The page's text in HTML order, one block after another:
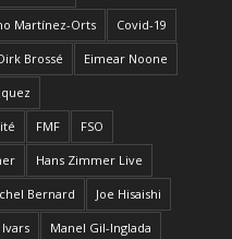
Martínez-Orts Covid-19
Brossé Eimear Noone
FMF FSO
Hans Zimmer Live
Bernard Joe Hisaishi
Manel Gil-Inglada